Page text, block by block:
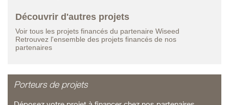
Découvrir d'autres projets
Voir tous les projets financés du partenaire Wiseed
Retrouvez l'ensemble des projets financés de nos
partenaires
Porteurs de projets